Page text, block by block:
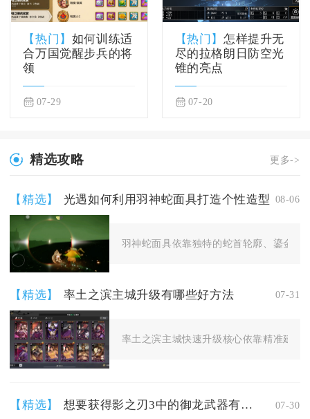
【热门】 如何训练适
合万国觉醒步兵的将
领
07-29
【热门】怎样提升无
尽的拉格朗日防空光
锥的亮点
07-20
精选攻略 更多->
【精选】 光遇如何利用羽神蛇面具打造个性造型 08-06
羽神蛇面具依靠独特的蛇首轮廓、鎏金纹
【精选】 率土之滨主城升级有哪些好方法 07-31
率土之滨主城快速升级核心依靠精准建筑
【精选】 想要获得影之刃3中的御龙武器有哪些方法 07-30